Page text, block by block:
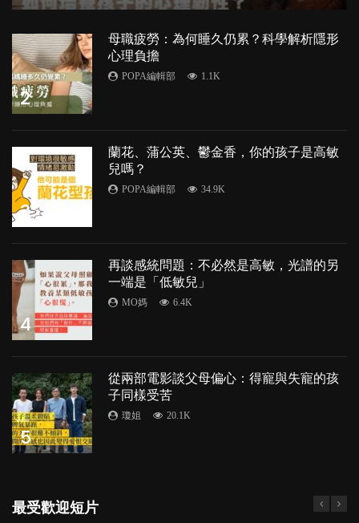
2
母職疲勞：為何睡久仍累？科學解析隱形
心理負擔
POPA編輯部 1.1K
3
蘭花、蒲公英、鬱金香，你的孩子是高敏
兒嗎？
POPA編輯部 34.9K
4
再談感統問題：不必然是高敏，光譜的另
一端是「低敏兒」
MO媽 6.4K
5
從兩部電影談父母偏心：得寵與失寵的孩
子同樣受苦
瓊姐 20.1K
最受歡迎短片